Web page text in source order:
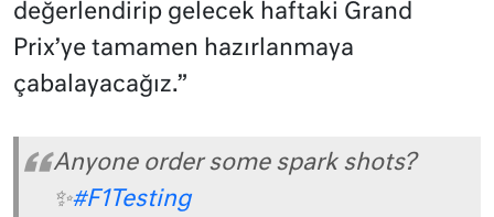
değerlendirip gelecek haftaki Grand
Prix’ye tamamen hazırlanmaya
çabalayacağız.”
Anyone order some spark shots?
✨#F1Testing